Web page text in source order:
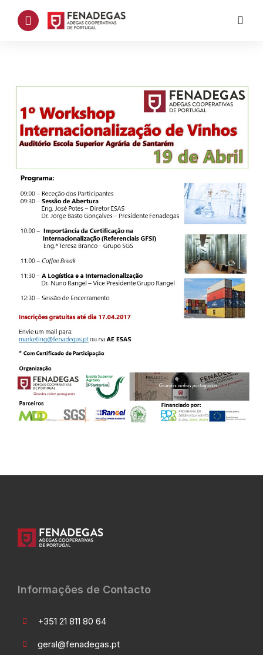
Informações de Contacto
+351 21 811 80 64
geral@fenadegas.pt